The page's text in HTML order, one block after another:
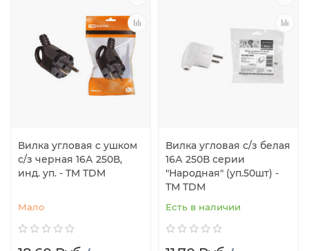
Вилка угловая с ушком
с/з черная 16А 250В,
инд. уп. - ТМ TDM
Мало
Вилка угловая с/з белая
16А 250В серии
"Народная" (уп.50шт) -
ТМ TDM
Есть в наличии